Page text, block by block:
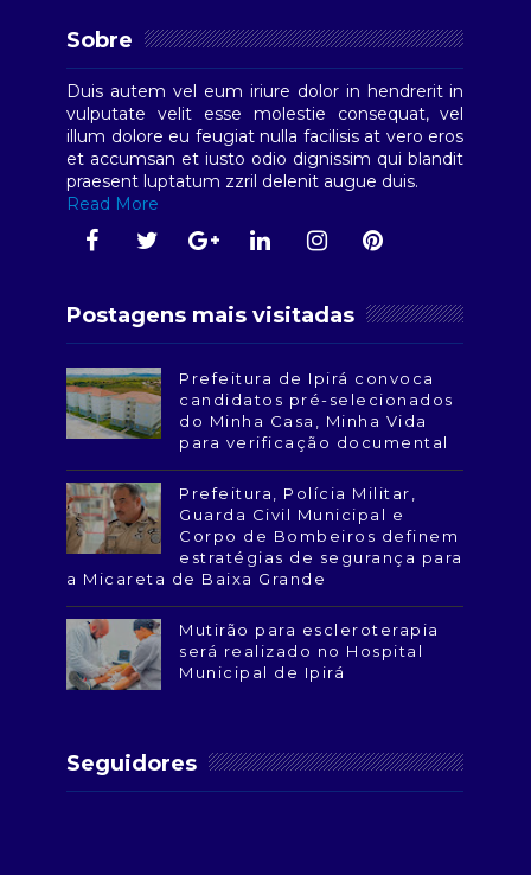
Sobre
Duis autem vel eum iriure dolor in hendrerit in
vulputate velit esse molestie consequat, vel
illum dolore eu feugiat nulla facilisis at vero eros
et accumsan et iusto odio dignissim qui blandit
praesent luptatum zzril delenit augue duis.
Read More
Postagens mais visitadas
Prefeitura de Ipirá convoca
candidatos pré-selecionados
do Minha Casa, Minha Vida
para verificação documental
Prefeitura, Polícia Militar,
Guarda Civil Municipal e
Corpo de Bombeiros definem
estratégias de segurança para
a Micareta de Baixa Grande
Mutirão para escleroterapia
será realizado no Hospital
Municipal de Ipirá
Seguidores